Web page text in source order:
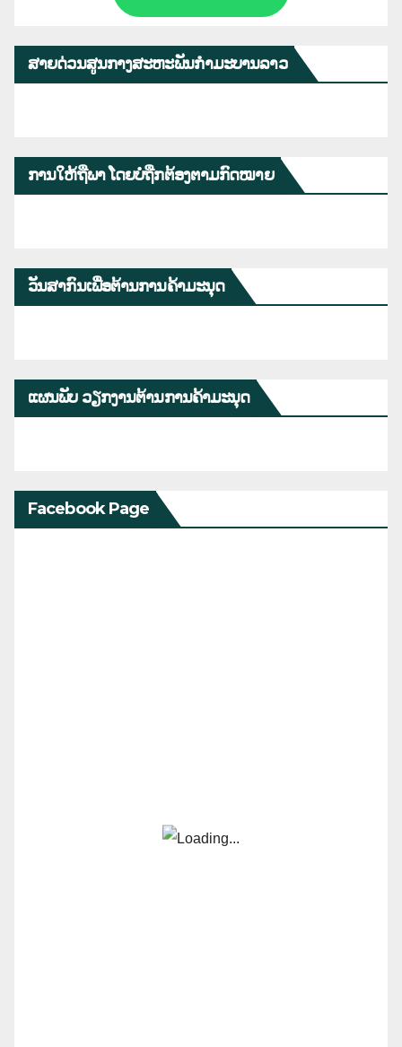
ສາຍດ່ວນສູນກາງສະຫະພັນກຳມະບານລາວ
ການໃຫ້ຖືພາ ໂດຍບໍ່ຖືກຕ້ອງຕາມກົດໝາຍ
ວັນສາກົນເພື່ອຕ້ານການຄ້າມະນຸດ
ແຜນພັບ ວຽກງານຕ້ານການຄ້າມະນຸດ
Facebook Page